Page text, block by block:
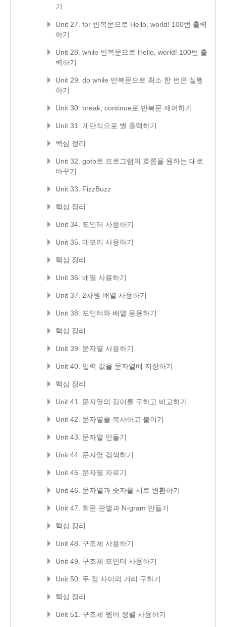
기
Unit 27. for 반복문으로 Hello, world! 100번 출력
하기
Unit 28. while 반복문으로 Hello, world! 100번 출
력하기
Unit 29. do while 반복문으로 최소 한 번은 실행
하기
Unit 30. break, continue로 반복문 제어하기
Unit 31. 계단식으로 별 출력하기
핵심 정리
Unit 32. goto로 프로그램의 흐름을 원하는 대로
바꾸기
Unit 33. FizzBuzz
핵심 정리
Unit 34. 포인터 사용하기
Unit 35. 메모리 사용하기
핵심 정리
Unit 36. 배열 사용하기
Unit 37. 2차원 배열 사용하기
Unit 38. 포인터와 배열 응용하기
핵심 정리
Unit 39. 문자열 사용하기
Unit 40. 입력 값을 문자열에 저장하기
핵심 정리
Unit 41. 문자열의 길이를 구하고 비교하기
Unit 42. 문자열을 복사하고 붙이기
Unit 43. 문자열 만들기
Unit 44. 문자열 검색하기
Unit 45. 문자열 자르기
Unit 46. 문자열과 숫자를 서로 변환하기
Unit 47. 회문 판별과 N-gram 만들기
핵심 정리
Unit 48. 구조체 사용하기
Unit 49. 구조체 포인터 사용하기
Unit 50. 두 점 사이의 거리 구하기
핵심 정리
Unit 51. 구조체 멤버 정렬 사용하기